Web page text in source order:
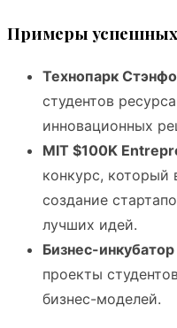
Примеры успешных
Технопарк
студентов
инновационных
MIT $100K
конкурс, который
создание
лучших идей.
Бизнес-
проекты
бизнес-моделей.